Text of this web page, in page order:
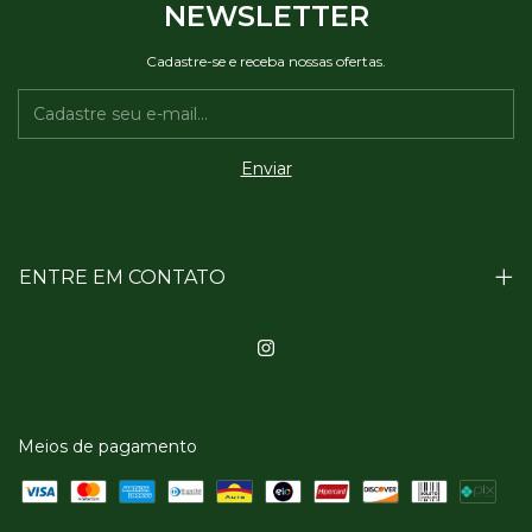
NEWSLETTER
Cadastre-se e receba nossas ofertas.
ENTRE EM CONTATO
Meios de pagamento